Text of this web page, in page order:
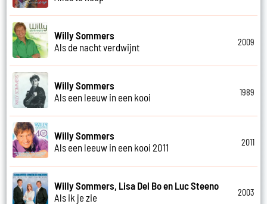
Willy Sommers
Als de nacht verdwijnt
2009
Willy Sommers
Als een leeuw in een kooi
1989
Willy Sommers
Als een leeuw in een kooi 2011
2011
Willy Sommers, Lisa Del Bo en Luc Steeno
Als ik je zie
2003